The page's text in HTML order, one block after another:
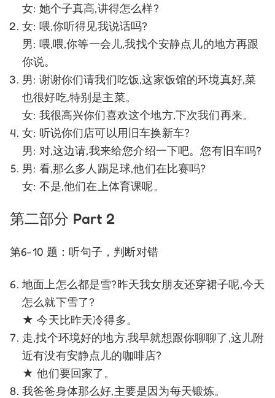
女: 她个子真高,讲得怎么样?
女: 喂,你听得见我说话吗?
男: 喂,喂,你等一会儿,我找个安静点儿的地方再跟
你说。
男: 谢谢你们请我们吃饭,这家饭馆的环境真好,菜
也很好吃,特别是主菜。
女: 我很高兴你们喜欢这个地方,下次我们再来。
女: 听说你们店可以用旧车换新车?
男: 对,这边请,我来给您介绍一下吧。您有旧车吗?
男: 看,那么多人踢足球,他们在比赛吗?
女: 不是,他们在上体育课呢。
第二部分 Part 2
第6-10 题：听句子，判断对错
地面上怎么都是雪?昨天我女朋友还穿裙子呢,今天
怎么就下雪了?
★ 今天比昨天冷得多。
走,找个环境好的地方,我早就想跟你聊聊了,这儿附
近有没有安静点儿的咖啡店?
★ 他们要回家了。
我爸爸身体那么好,主要是因为每天锻炼。